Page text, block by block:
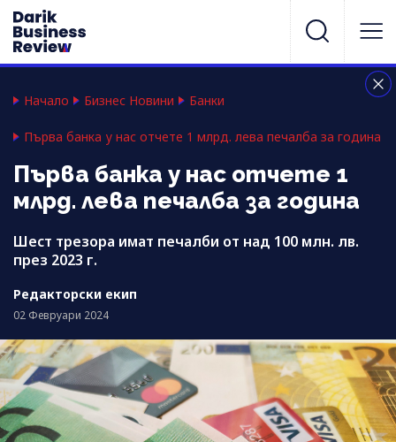
Начало Бизнес Новини Банки
Първа банка у нас отчете 1 млрд. лева печалба за година
Първа банка у нас отчете 1
млрд. лева печалба за година
Шест трезора имат печалби от над 100 млн. лв.
през 2023 г.
Редакторски екип
02 Февруари 2024